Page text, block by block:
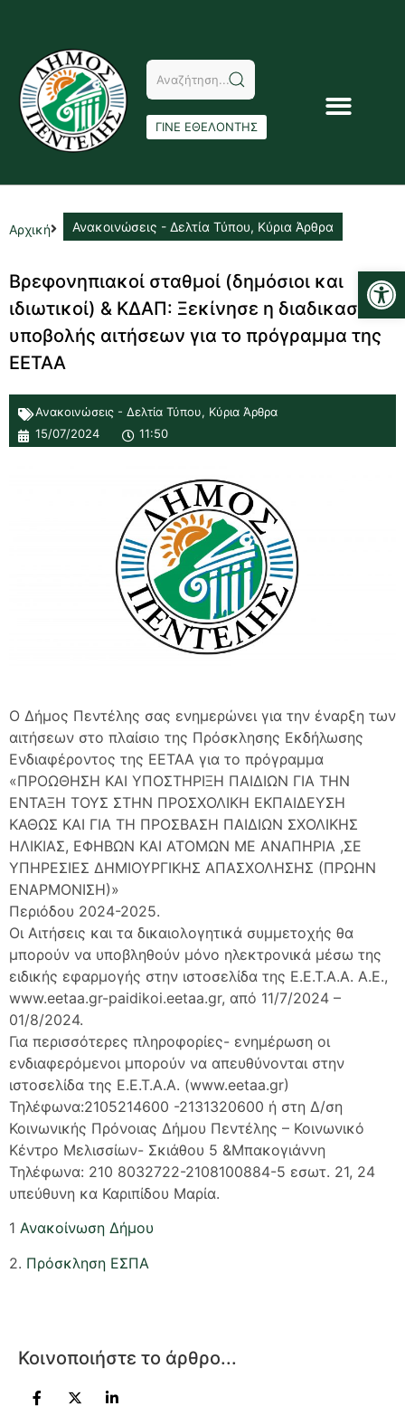
ΓΙΝΕ ΕΘΕΛΟΝΤΗΣ
Αρχική Ανακοινώσεις - Δελτία Τύπου, Κύρια Άρθρα
Βρεφονηπιακοί σταθμοί (δημόσιοι και
ιδιωτικοί) & ΚΔΑΠ: Ξεκίνησε η διαδικασία
υποβολής αιτήσεων για το πρόγραμμα της
ΕΕΤΑΑ
Ανακοινώσεις - Δελτία Τύπου, Κύρια Άρθρα
15/07/2024
11:50
Ο Δήμος Πεντέλης σας ενημερώνει για την έναρξη των
αιτήσεων στο πλαίσιο της Πρόσκλησης Εκδήλωσης
Ενδιαφέροντος της ΕΕΤΑΑ για το πρόγραμμα
«ΠΡΟΩΘΗΣΗ ΚΑΙ ΥΠΟΣΤΗΡΙΞΗ ΠΑΙΔΙΩΝ ΓΙΑ ΤΗΝ
ΕΝΤΑΞΗ ΤΟΥΣ ΣΤΗΝ ΠΡΟΣΧΟΛΙΚΗ ΕΚΠΑΙΔΕΥΣΗ
ΚΑΘΩΣ ΚΑΙ ΓΙΑ ΤΗ ΠΡΟΣΒΑΣΗ ΠΑΙΔΙΩΝ ΣΧΟΛΙΚΗΣ
ΗΛΙΚΙΑΣ, ΕΦΗΒΩΝ ΚΑΙ ΑΤΟΜΩΝ ΜΕ ΑΝΑΠΗΡΙΑ ,ΣΕ
ΥΠΗΡΕΣΙΕΣ ΔΗΜΙΟΥΡΓΙΚΗΣ ΑΠΑΣΧΟΛΗΣΗΣ (ΠΡΩΗΝ
ΕΝΑΡΜΟΝΙΣΗ)»
Περιόδου 2024-2025.
Οι Αιτήσεις και τα δικαιολογητικά συμμετοχής θα
μπορούν να υποβληθούν μόνο ηλεκτρονικά μέσω της
ειδικής εφαρμογής στην ιστοσελίδα της Ε.Ε.Τ.Α.Α. Α.Ε.,
www.eetaa.gr-paidikoi.eetaa.gr, από 11/7/2024 –
01/8/2024.
Για περισσότερες πληροφορίες- ενημέρωση οι
ενδιαφερόμενοι μπορούν να απευθύνονται στην
ιστοσελίδα της Ε.Ε.Τ.Α.Α. (www.eetaa.gr)
Τηλέφωνα:2105214600 -2131320600 ή στη Δ/ση
Κοινωνικής Πρόνοιας Δήμου Πεντέλης – Κοινωνικό
Κέντρο Μελισσίων- Σκιάθου 5 &Μπακογιάννη
Τηλέφωνα: 210 8032722-2108100884-5 εσωτ. 21, 24
υπεύθυνη κα Καριπίδου Μαρία.
1 Ανακοίνωση Δήμου
2. Πρόσκληση ΕΣΠΑ
Κοινοποιήστε το άρθρο...